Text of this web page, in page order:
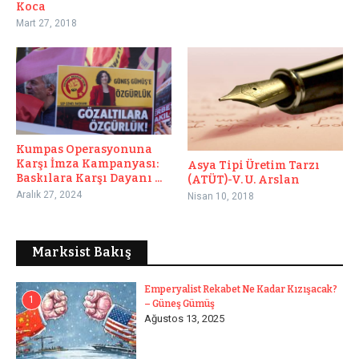
Koca
Mart 27, 2018
Kumpas Operasyonuna
Karşı İmza Kampanyası:
Baskılara Karşı Dayanı ...
Aralık 27, 2024
Asya Tipi Üretim Tarzı
(ATÜT)-V. U. Arslan
Nisan 10, 2018
Marksist Bakış
1
Emperyalist Rekabet Ne Kadar Kızışacak?
– Güneş Gümüş
Ağustos 13, 2025